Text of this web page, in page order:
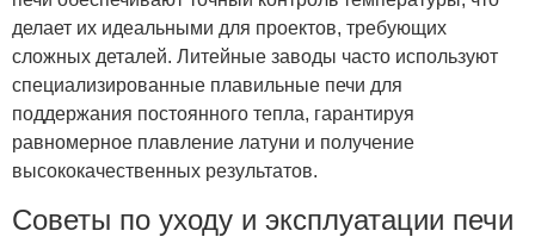
делает их идеальными для проектов, требующих
сложных деталей. Литейные заводы часто используют
специализированные плавильные печи для
поддержания постоянного тепла, гарантируя
равномерное плавление латуни и получение
высококачественных результатов.
Советы по уходу и эксплуатации печи